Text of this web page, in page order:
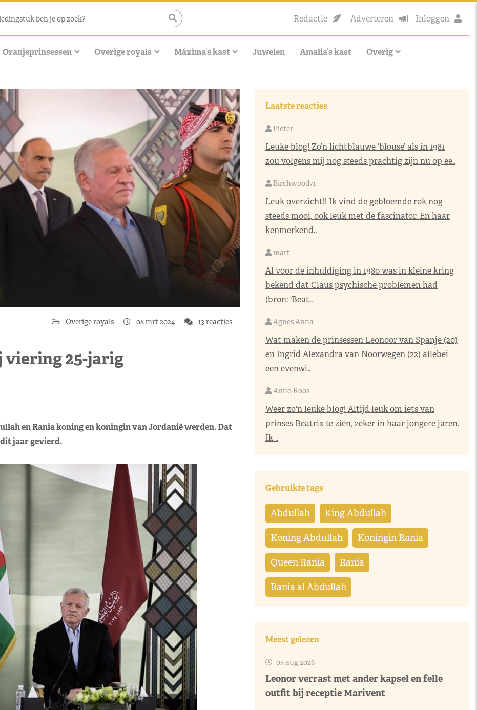
Redactie Adverteren Inloggen
Oranjeprinsessen Overige royals Máxima’s kast Juwelen Amalia’s kast Overig
Overige royals 08 mrt 2024 13 reacties
viering 25-jarig
en Rania koning en koningin van Jordanië werden. Dat
jaar gevierd.
Laatste reacties
Pieter
Leuke blog! Zo’n lichtblauwe ‘blouse’ als in 1981
zou volgens mij nog steeds prachtig zijn nu op ee..
Birchwood71
Leuk overzicht!! Ik vind de gebloemde rok nog
steeds mooi, ook leuk met de fascinator. En haar
kenmerkend..
mart
Al voor de inhuldiging in 1980 was in kleine kring
bekend dat Claus psychische problemen had
(bron: 'Beat..
Agnes Anna
Wat maken de prinsessen Leonoor van Spanje (20)
en Ingrid Alexandra van Noorwegen (22) allebei
een evenwi..
Anne-Roos
Weer zo'n leuke blog! Altijd leuk om iets van
prinses Beatrix te zien, zeker in haar jongere jaren.
Ik ..
Gebruikte tags
Abdullah King Abdullah
Koning Abdullah Koningin Rania
Queen Rania Rania
Rania al Abdullah
Meest gelezen
05 aug 2026
Leonor verrast met ander kapsel en felle
outfit bij receptie Marivent